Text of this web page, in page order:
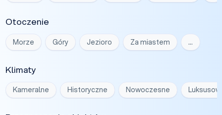
Otoczenie
Morze Góry Jezioro Za miastem …
Klimaty
Kameralne Historyczne Nowoczesne